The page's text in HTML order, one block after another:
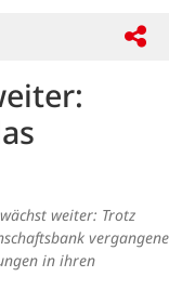
weiter: Trotz
vergangene
in ihren